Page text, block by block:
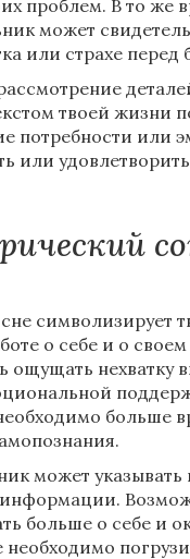
проблем. В то же
может
или страхе
твоей жизни
потребности или
или
символизирует
о себе и о
нехватку
больше
может указывать
больше о себе и
необходимо